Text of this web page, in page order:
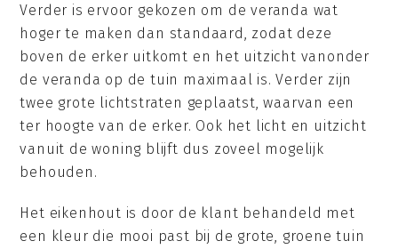
Verder is ervoor gekozen om de veranda wat
hoger te maken dan standaard, zodat deze
boven de erker uitkomt en het uitzicht vanonder
de veranda op de tuin maximaal is. Verder zijn
twee grote lichtstraten geplaatst, waarvan een
ter hoogte van de erker. Ook het licht en uitzicht
vanuit de woning blijft dus zoveel mogelijk
behouden.
Het eikenhout is door de klant behandeld met
een kleur die mooi past bij de grote, groene tuin